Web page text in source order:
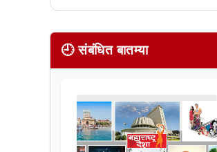
🕘 संबंधित बातम्या